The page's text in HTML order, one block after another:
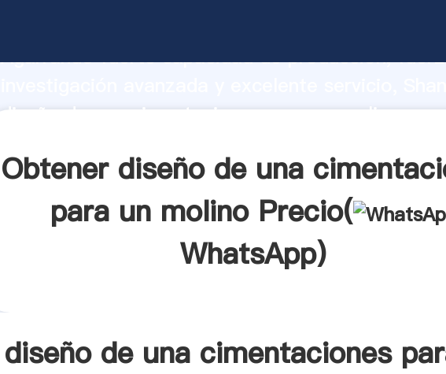
Agarrando fuerte capacidad de producción,
diseño de una cimentaciones para un molino
Obtener diseño de una
para un molino Precio(
WhatsApp)
diseño de una cimentaciones